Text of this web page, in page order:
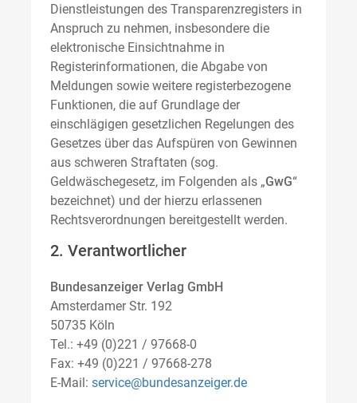
Dienstleistungen des Transparenzregisters in
Anspruch zu nehmen, insbesondere die
elektronische Einsichtnahme in
Registerinformationen, die Abgabe von
Meldungen sowie weitere registerbezogene
Funktionen, die auf Grundlage der
einschlägigen gesetzlichen Regelungen des
Gesetzes über das Aufspüren von Gewinnen
aus schweren Straftaten (sog.
Geldwäschegesetz, im Folgenden als „GwG“
bezeichnet) und der hierzu erlassenen
Rechtsverordnungen bereitgestellt werden.
2. Verantwortlicher
Bundesanzeiger Verlag GmbH
Amsterdamer Str. 192
50735 Köln
Tel.: +49 (0)221 / 97668-0
Fax: +49 (0)221 / 97668-278
E-Mail: service@bundesanzeiger.de